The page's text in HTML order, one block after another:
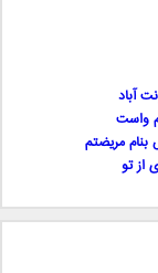
آباد
واست
مریضتم
از تو